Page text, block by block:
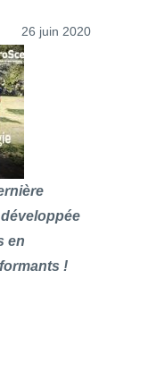
26 juin 2020
en
!